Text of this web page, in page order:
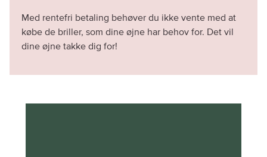
Med rentefri betaling behøver du ikke vente med at
købe de briller, som dine øjne har behov for. Det vil
dine øjne takke dig for!